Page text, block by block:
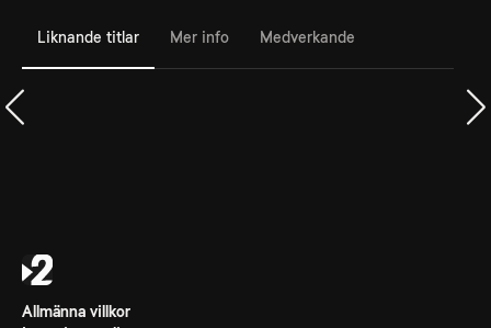
Liknande titlar Mer info Medverkande
Allmänna villkor